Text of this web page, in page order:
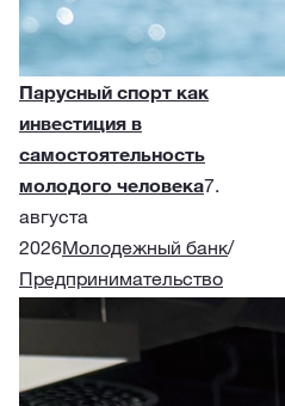
Парусный спорт как
инвестиция в
самостоятельность
молодого человека7.
августа
2026Молодежный банк/
Предпринимательство